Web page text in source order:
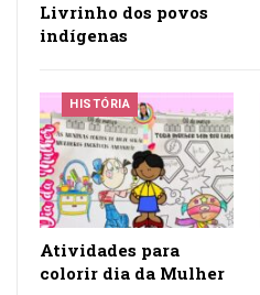
Livrinho dos povos
indígenas
HISTÓRIA
Atividades para
colorir dia da Mulher